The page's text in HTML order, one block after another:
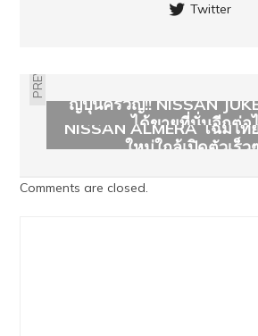
Twitter
PREVIOUS
ญี่ปุ่นครวญ!! NISSAN
ได้ขายที่นั่นอีกต่อ
NISSAN ALMERA โฉมไ
ใหม่ใกล้เปิดตัวเร็ว
Comments are closed.